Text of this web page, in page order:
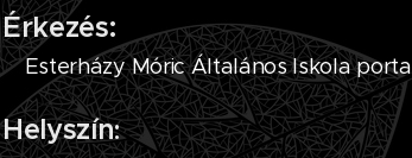
Érkezés:
Esterházy Móric Általános Iskola porta
Helyszín: